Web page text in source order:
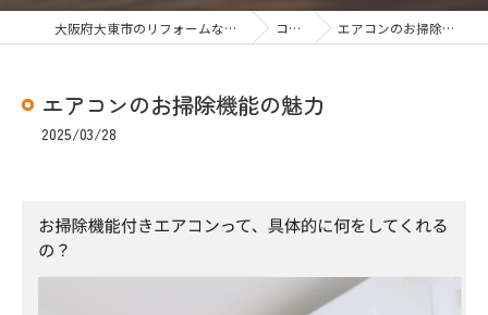
大阪府大東市のリフォームならすまいりー コラム エアコンのお掃除機能の魅力
エアコンのお掃除機能の魅力
2025/03/28